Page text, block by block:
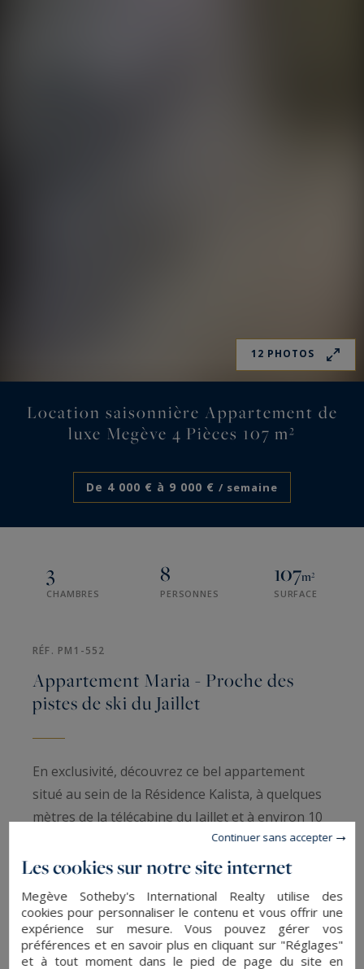
12 PHOTOS
Location saisonnière Appartement de
luxe Megève 4 Pièces 107 m²
De 4 000 € à 9 000 € / semaine
3
CHAMBRES
8
PERSONNES
107m²
SURFACE
RÉF. PM1-552
Appartement Maria - Proche des
pistes de ski du Jaillet
En exclusivité, découvrez ce bel appartement
situé au sein de la Résidence Kalista, à quelques
mètres de la télécabine du Jaillet et à environ 10
minutes du centre de Megève. Il peut accueillir
jusqu'à 8 personnes, idéal pour les séjours en
L'appartement comprend deux chambres
doubles en suite ainsi qu'une troisième chambre,
Les cookies sur notre site internet
Megève Sotheby's International Realty utilise des
cookies pour personnaliser le contenu et vous offrir une
expérience sur mesure. Vous pouvez gérer vos
préférences et en savoir plus en cliquant sur "Réglages"
et à tout moment dans le pied de page du site en
Continuer sans accepter